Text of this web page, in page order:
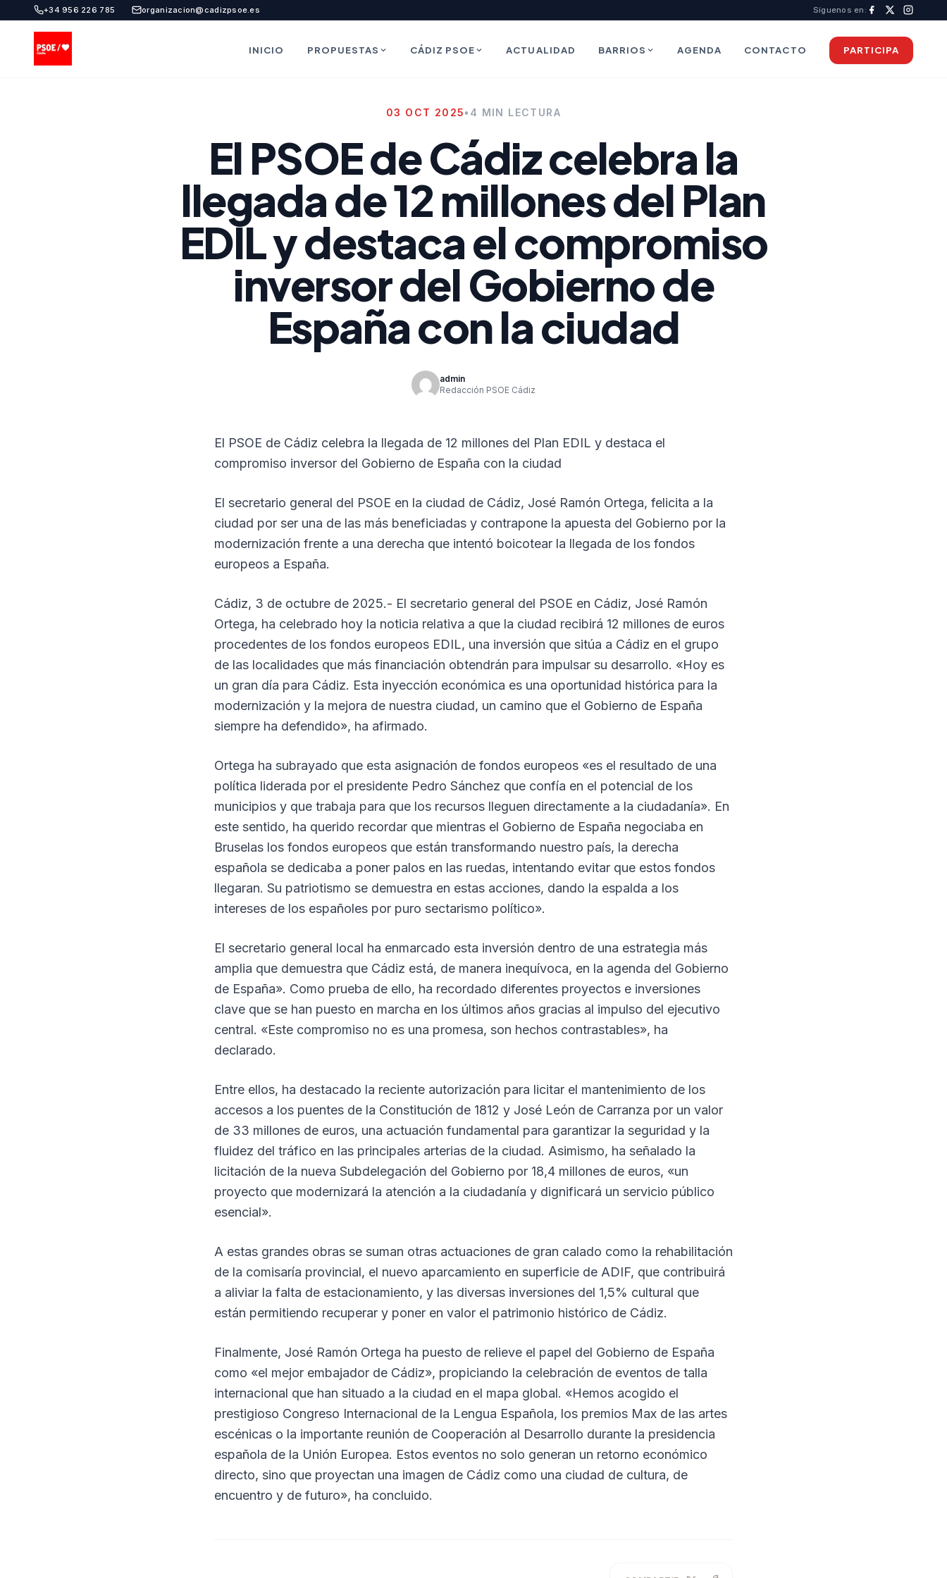
+34 956 226 785 organizacion@cadizpsoe.es Síguenos en:
INICIO PROPUESTAS CÁDIZ PSOE ACTUALIDAD BARRIOS AGENDA CONTACTO PARTICIPA
03 OCT 2025• 4 MIN LECTURA
El PSOE de Cádiz celebra la
llegada de 12 millones del Plan
EDIL y destaca el compromiso
inversor del Gobierno de
España con la ciudad
admin
Redacción PSOE Cádiz
El PSOE de Cádiz celebra la llegada de 12 millones del Plan EDIL y destaca el
compromiso inversor del Gobierno de España con la ciudad
El secretario general del PSOE en la ciudad de Cádiz, José Ramón Ortega, felicita a la
ciudad por ser una de las más beneficiadas y contrapone la apuesta del Gobierno por la
modernización frente a una derecha que intentó boicotear la llegada de los fondos
europeos a España.
Cádiz, 3 de octubre de 2025.- El secretario general del PSOE en Cádiz, José Ramón
Ortega, ha celebrado hoy la noticia relativa a que la ciudad recibirá 12 millones de euros
procedentes de los fondos europeos EDIL, una inversión que sitúa a Cádiz en el grupo
de las localidades que más financiación obtendrán para impulsar su desarrollo. «Hoy es
un gran día para Cádiz. Esta inyección económica es una oportunidad histórica para la
modernización y la mejora de nuestra ciudad, un camino que el Gobierno de España
siempre ha defendido», ha afirmado.
Ortega ha subrayado que esta asignación de fondos europeos «es el resultado de una
política liderada por el presidente Pedro Sánchez que confía en el potencial de los
municipios y que trabaja para que los recursos lleguen directamente a la ciudadanía». En
este sentido, ha querido recordar que mientras el Gobierno de España negociaba en
Bruselas los fondos europeos que están transformando nuestro país, la derecha
española se dedicaba a poner palos en las ruedas, intentando evitar que estos fondos
llegaran. Su patriotismo se demuestra en estas acciones, dando la espalda a los
intereses de los españoles por puro sectarismo político».
El secretario general local ha enmarcado esta inversión dentro de una estrategia más
amplia que demuestra que Cádiz está, de manera inequívoca, en la agenda del Gobierno
de España». Como prueba de ello, ha recordado diferentes proyectos e inversiones
clave que se han puesto en marcha en los últimos años gracias al impulso del ejecutivo
central. «Este compromiso no es una promesa, son hechos contrastables», ha
declarado.
Entre ellos, ha destacado la reciente autorización para licitar el mantenimiento de los
accesos a los puentes de la Constitución de 1812 y José León de Carranza por un valor
de 33 millones de euros, una actuación fundamental para garantizar la seguridad y la
fluidez del tráfico en las principales arterias de la ciudad. Asimismo, ha señalado la
licitación de la nueva Subdelegación del Gobierno por 18,4 millones de euros, «un
proyecto que modernizará la atención a la ciudadanía y dignificará un servicio público
esencial».
A estas grandes obras se suman otras actuaciones de gran calado como la rehabilitación
de la comisaría provincial, el nuevo aparcamiento en superficie de ADIF, que contribuirá
a aliviar la falta de estacionamiento, y las diversas inversiones del 1,5% cultural que
están permitiendo recuperar y poner en valor el patrimonio histórico de Cádiz.
Finalmente, José Ramón Ortega ha puesto de relieve el papel del Gobierno de España
como «el mejor embajador de Cádiz», propiciando la celebración de eventos de talla
internacional que han situado a la ciudad en el mapa global. «Hemos acogido el
prestigioso Congreso Internacional de la Lengua Española, los premios Max de las artes
escénicas o la importante reunión de Cooperación al Desarrollo durante la presidencia
española de la Unión Europea. Estos eventos no solo generan un retorno económico
directo, sino que proyectan una imagen de Cádiz como una ciudad de cultura, de
encuentro y de futuro», ha concluido.